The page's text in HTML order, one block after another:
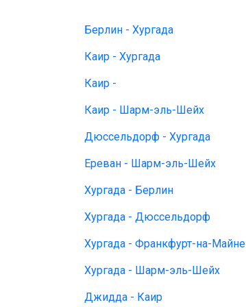
Берлин - Хургада
Каир - Хургада
Каир -
Каир - Шарм-эль-Шейх
Дюссельдорф - Хургада
Ереван - Шарм-эль-Шейх
Хургада - Берлин
Хургада - Дюссельдорф
Хургада - Франкфурт-на-Майне
Хургада - Шарм-эль-Шейх
Джидда - Каир